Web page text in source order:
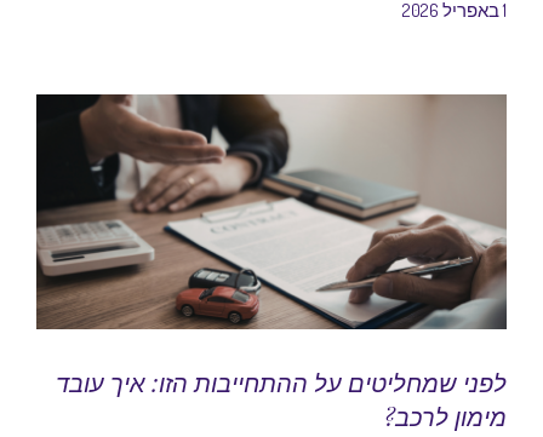
לפני שמחליטים על ההתחייבות הזו: איך עובד
מימון לרכב?